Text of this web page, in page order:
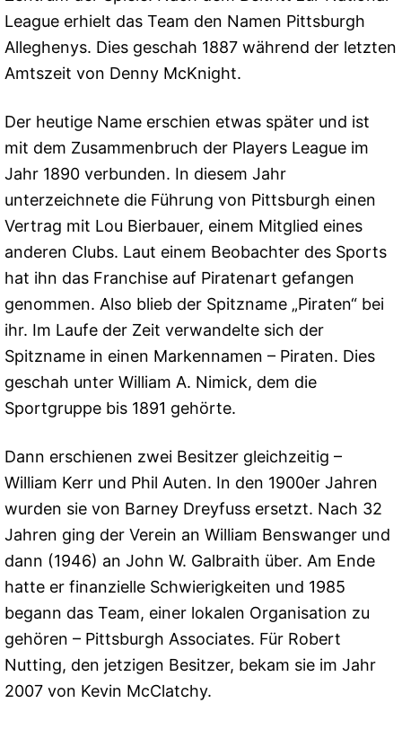
League erhielt das Team den Namen Pittsburgh
Alleghenys. Dies geschah 1887 während der letzten
Amtszeit von Denny McKnight.
Der heutige Name erschien etwas später und ist
mit dem Zusammenbruch der Players League im
Jahr 1890 verbunden. In diesem Jahr
unterzeichnete die Führung von Pittsburgh einen
Vertrag mit Lou Bierbauer, einem Mitglied eines
anderen Clubs. Laut einem Beobachter des Sports
hat ihn das Franchise auf Piratenart gefangen
genommen. Also blieb der Spitzname „Piraten“ bei
ihr. Im Laufe der Zeit verwandelte sich der
Spitzname in einen Markennamen – Piraten. Dies
geschah unter William A. Nimick, dem die
Sportgruppe bis 1891 gehörte.
Dann erschienen zwei Besitzer gleichzeitig –
William Kerr und Phil Auten. In den 1900er Jahren
wurden sie von Barney Dreyfuss ersetzt. Nach 32
Jahren ging der Verein an William Benswanger und
dann (1946) an John W. Galbraith über. Am Ende
hatte er finanzielle Schwierigkeiten und 1985
begann das Team, einer lokalen Organisation zu
gehören – Pittsburgh Associates. Für Robert
Nutting, den jetzigen Besitzer, bekam sie im Jahr
2007 von Kevin McClatchy.